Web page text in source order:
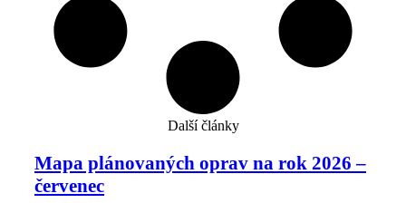
Další články
Mapa plánovaných oprav na rok 2026 –
červenec